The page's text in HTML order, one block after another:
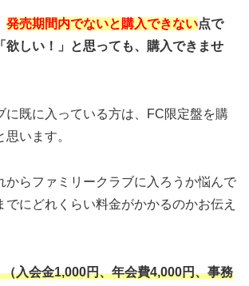
発売期間内でないと購入できない点で
欲しい！」と思っても、購入できませ
に既に入っている方は、FC限定盤を購
います。
からファミリークラブに入ろうか悩んで
でにどれくらい料金がかかるのかお伝え
入会金1,000円、年会費4,000円、事務